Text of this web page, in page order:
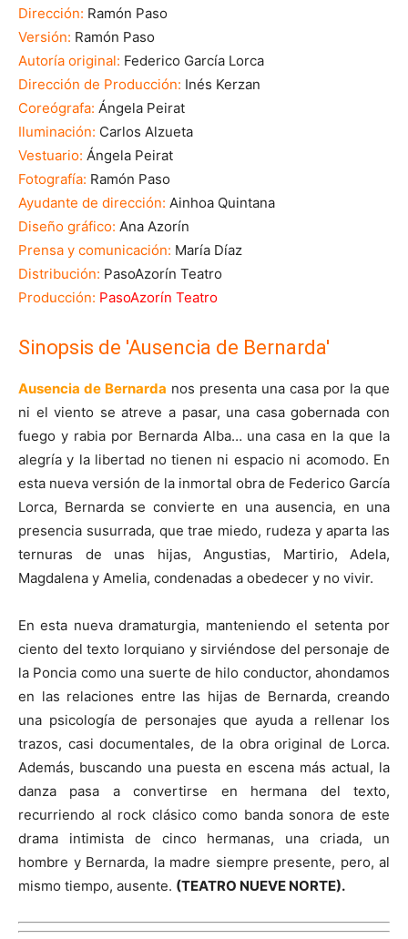
Dirección: Ramón Paso
Versión: Ramón Paso
Autoría original: Federico García Lorca
Dirección de Producción: Inés Kerzan
Coreógrafa: Ángela Peirat
Iluminación: Carlos Alzueta
Vestuario: Ángela Peirat
Fotografía: Ramón Paso
Ayudante de dirección: Ainhoa Quintana
Diseño gráfico: Ana Azorín
Prensa y comunicación: María Díaz
Distribución: PasoAzorín Teatro
Producción: PasoAzorín Teatro
Sinopsis de 'Ausencia de Bernarda'
Ausencia de Bernarda nos presenta una casa por la que
ni el viento se atreve a pasar, una casa gobernada con
fuego y rabia por Bernarda Alba… una casa en la que la
alegría y la libertad no tienen ni espacio ni acomodo. En
esta nueva versión de la inmortal obra de Federico García
Lorca, Bernarda se convierte en una ausencia, en una
presencia susurrada, que trae miedo, rudeza y aparta las
ternuras de unas hijas, Angustias, Martirio, Adela,
Magdalena y Amelia, condenadas a obedecer y no vivir.
En esta nueva dramaturgia, manteniendo el setenta por
ciento del texto lorquiano y sirviéndose del personaje de
la Poncia como una suerte de hilo conductor, ahondamos
en las relaciones entre las hijas de Bernarda, creando
una psicología de personajes que ayuda a rellenar los
trazos, casi documentales, de la obra original de Lorca.
Además, buscando una puesta en escena más actual, la
danza pasa a convertirse en hermana del texto,
recurriendo al rock clásico como banda sonora de este
drama intimista de cinco hermanas, una criada, un
hombre y Bernarda, la madre siempre presente, pero, al
mismo tiempo, ausente. (TEATRO NUEVE NORTE).